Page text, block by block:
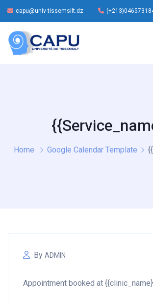
capu@univ-tissemsilt.dz
Home Google Calendar Template
By ADMIN
Appointment booked at